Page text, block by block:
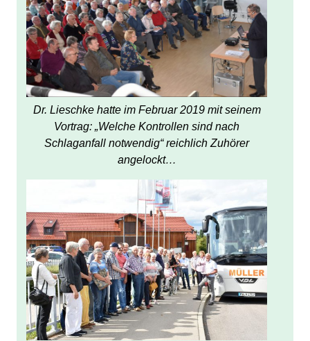
Dr. Lieschke hatte im Februar 2019 mit seinem
Vortrag: „Welche Kontrollen sind nach
Schlaganfall notwendig“ reichlich Zuhörer
angelockt…